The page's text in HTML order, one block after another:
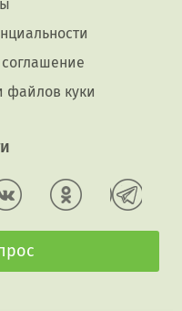
файлов куки